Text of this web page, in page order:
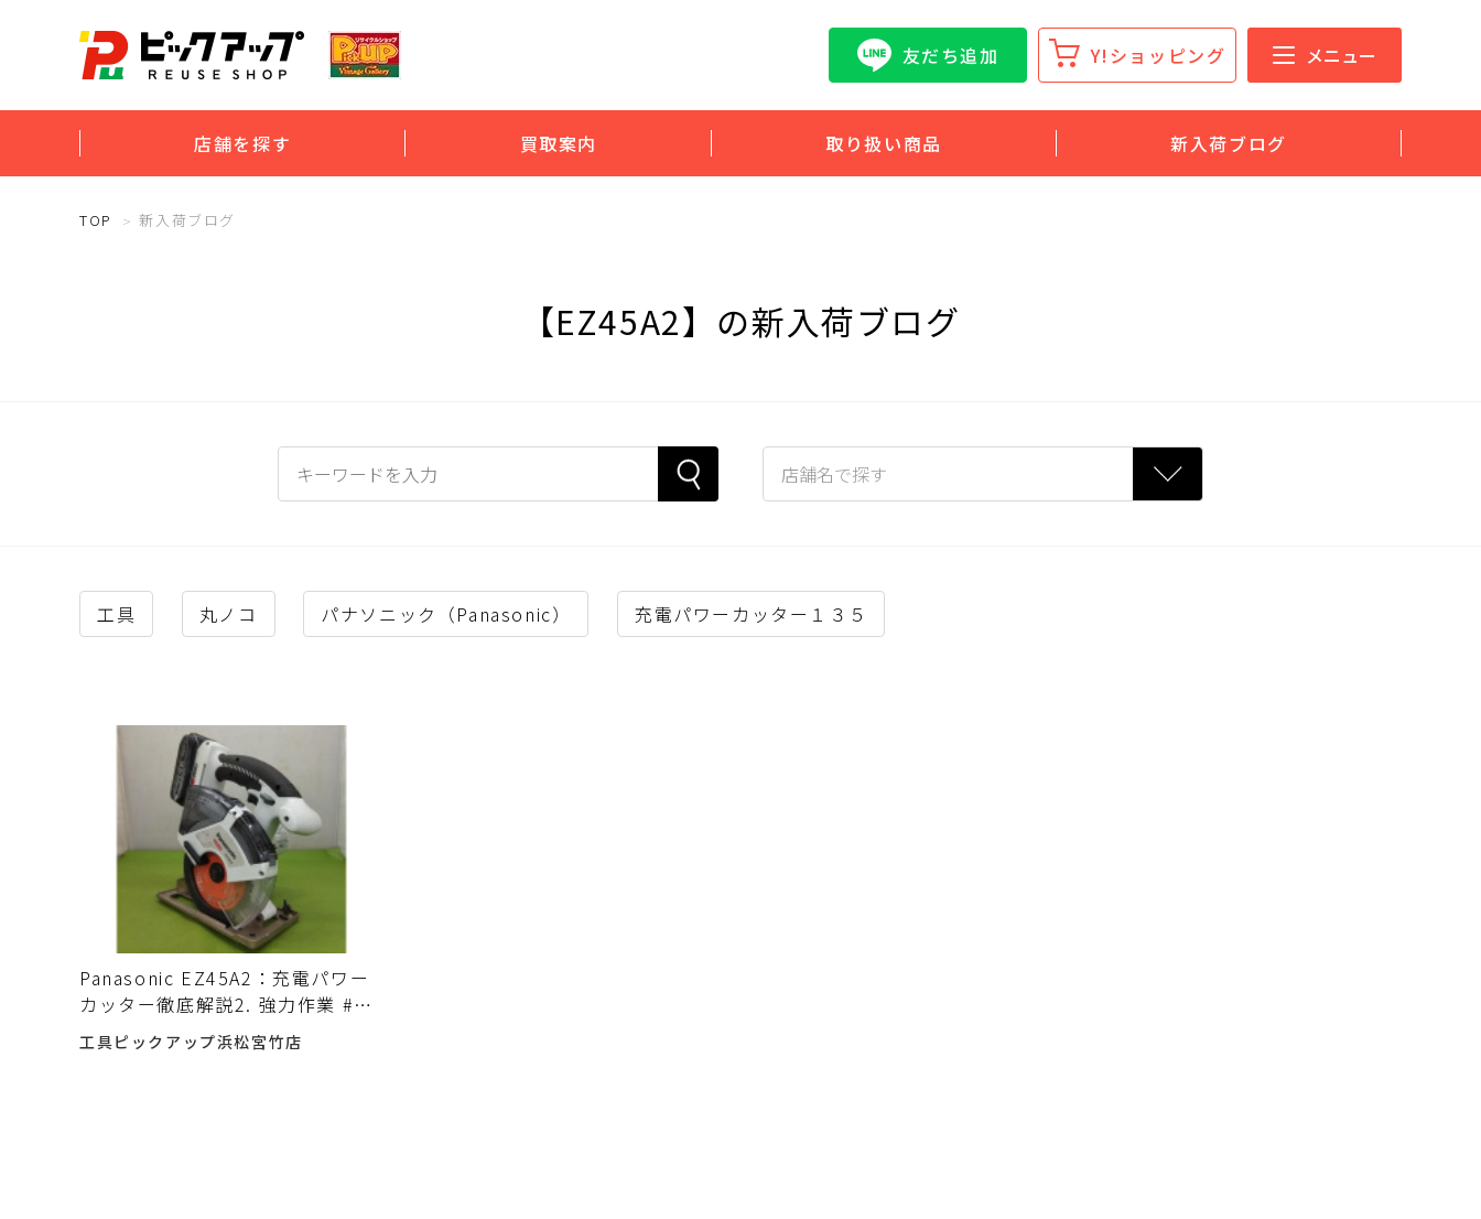
友だち追加 Y!ショッピング メニュー
店舗を探す 買取案内 取り扱い商品 新入荷ブログ
TOP 新入荷ブログ
【EZ45A2】の新入荷ブログ
工具 丸ノコ パナソニック（Panasonic） 充電パワーカッター１３５
Panasonic EZ45A2：充電パワー
カッター徹底解説2. 強力作業 #入
荷しました♪
工具ピックアップ浜松宮竹店